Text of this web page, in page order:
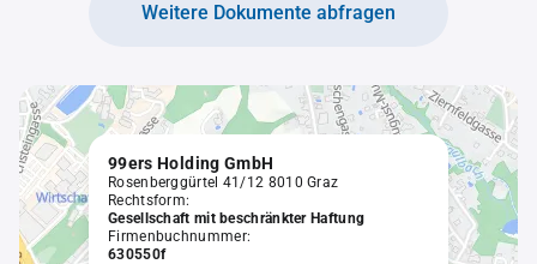
Weitere Dokumente abfragen
99ers Holding GmbH
Rosenberggürtel 41/12 8010 Graz
Rechtsform:
Gesellschaft mit beschränkter Haftung
Firmenbuchnummer:
630550f